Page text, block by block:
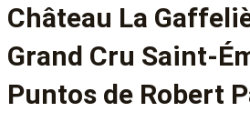
Château La
Grand Cru Saint-
Puntos de Robert